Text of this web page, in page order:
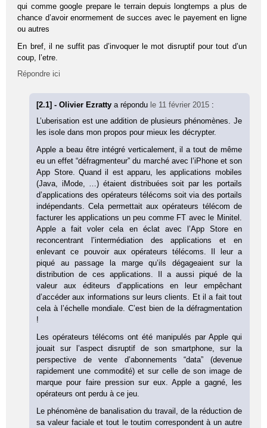
qui comme google prepare le terrain depuis longtemps a plus de
chance d’avoir enormement de succes avec le payement en ligne
ou autres
En bref, il ne suffit pas d’invoquer le mot disruptif pour tout d’un
coup, l’etre.
Répondre ici
[2.1] - Olivier Ezrattya répondu le 11 février 2015 :
L’uberisation est une addition de plusieurs phénomènes. Je
les isole dans mon propos pour mieux les décrypter.
Apple a beau être intégré verticalement, il a tout de même
eu un effet “défragmenteur” du marché avec l’iPhone et son
App Store. Quand il est apparu, les applications mobiles
(Java, iMode, …) étaient distribuées soit par les portails
d’applications des opérateurs télécoms soit via des portails
indépendants. Cela permettait aux opérateurs télécom de
facturer les applications un peu comme FT avec le Minitel.
Apple a fait voler cela en éclat avec l’App Store en
reconcentrant l’intermédiation des applications et en
enlevant ce pouvoir aux opérateurs télécoms. Il leur a
piqué au passage la marge qu’ils dégageaient sur la
distribution de ces applications. Il a aussi piqué de la
valeur aux éditeurs d’applications en leur empêchant
d’accéder aux informations sur leurs clients. Et il a fait tout
cela à l’échelle mondiale. C’est bien de la défragmentation
!
Les opérateurs télécoms ont été manipulés par Apple qui
jouait sur l’aspect disruptif de son smartphone, sur la
perspective de vente d’abonnements “data” (devenue
rapidement une commodité) et sur celle de son image de
marque pour faire pression sur eux. Apple a gagné, les
opérateurs ont perdu à ce jeu.
Le phénomène de banalisation du travail, de la réduction de
sa valeur faciale et tout le toutim correspondent à un autre